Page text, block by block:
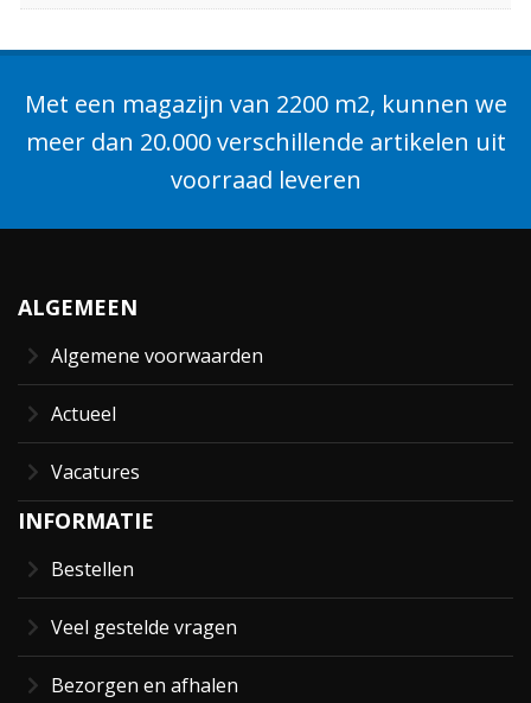
Met een magazijn van 2200 m2, kunnen we
meer dan 20.000 verschillende artikelen uit
voorraad leveren
ALGEMEEN
Algemene voorwaarden
Actueel
Vacatures
INFORMATIE
Bestellen
Veel gestelde vragen
Bezorgen en afhalen